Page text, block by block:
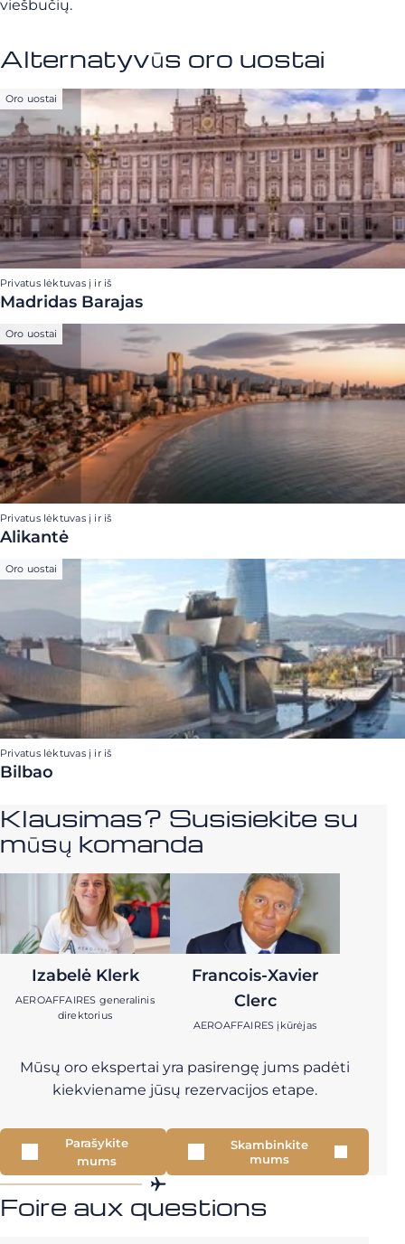
viešbučių.
Alternatyvūs oro uostai
Oro uostai
Privatus lėktuvas į ir iš
Madridas Barajas
Oro uostai
Privatus lėktuvas į ir iš
Alikantė
Oro uostai
Privatus lėktuvas į ir iš
Bilbao
Klausimas? Susisiekite su
mūsų komanda
Izabelė Klerk
AEROAFFAIRES generalinis
direktorius
Francois-Xavier
Clerc
AEROAFFAIRES įkūrėjas
Mūsų oro ekspertai yra pasirengę jums padėti
kiekviename jūsų rezervacijos etape.
Parašykite
mums
Skambinkite
mums
Foire aux questions